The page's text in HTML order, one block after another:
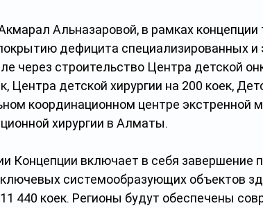
Альназаровой, в рамках концепции
дефицита специализированных и
через строительство Центра детской
Центра детской хирургии на 200 коек,
координационном центре экстренной
хирургии в Алматы.
Концепции включает в себя завершение
системообразующих объектов
440 коек. Регионы будут обеспечены